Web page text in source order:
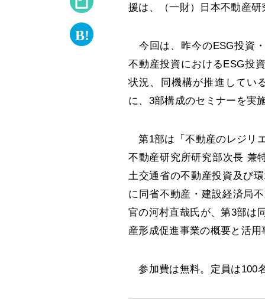
援は、（一財）日本不動産研
今回は、昨今のESG投資
不動産投資におけるESG投
状況、同機構が推進してい
に、3部構成のセミナーを実
第1部は「不動産のレジリ
不動産研究所研究部次長 兼
土交通省の不動産投資及び
に同省不動産・建設経済局
官の河村直哉氏が、第3部は
産形成促進事業の概要と活用
参加費は無料。定員は100